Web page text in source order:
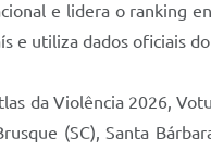
e lidera o ranking
e utiliza dados oficiais
da Violência 2026,
(SC), Santa